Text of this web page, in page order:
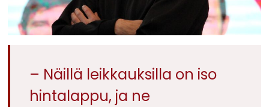
– Näillä leikkauksilla on iso
hintalappu, ja ne